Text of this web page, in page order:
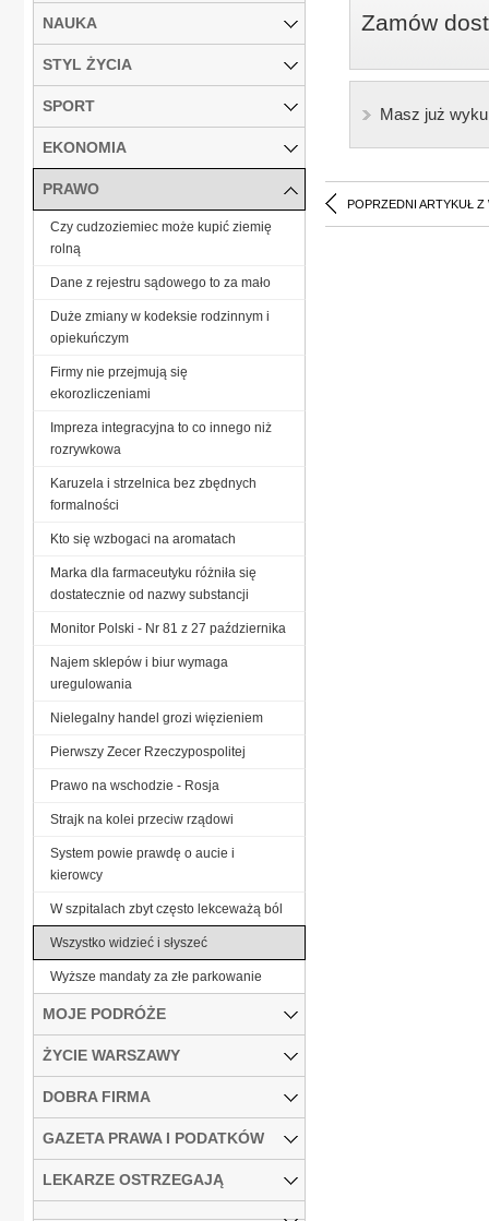
Zamów
Masz już
POPRZEDNI ARTYKUŁ Z
NAUKA
STYL ŻYCIA
SPORT
EKONOMIA
PRAWO
Czy cudzoziemiec może kupić ziemię
rolną
Dane z rejestru sądowego to za mało
Duże zmiany w kodeksie rodzinnym i
opiekuńczym
Firmy nie przejmują się
ekorozliczeniami
Impreza integracyjna to co innego niż
rozrywkowa
Karuzela i strzelnica bez zbędnych
formalności
Kto się wzbogaci na aromatach
Marka dla farmaceutyku różniła się
dostatecznie od nazwy substancji
Monitor Polski - Nr 81 z 27 października
Najem sklepów i biur wymaga
uregulowania
Nielegalny handel grozi więzieniem
Pierwszy Zecer Rzeczypospolitej
Prawo na wschodzie - Rosja
Strajk na kolei przeciw rządowi
System powie prawdę o aucie i
kierowcy
W szpitalach zbyt często lekceważą ból
Wszystko widzieć i słyszeć
Wyższe mandaty za złe parkowanie
MOJE PODRÓŻE
ŻYCIE WARSZAWY
DOBRA FIRMA
GAZETA PRAWA I PODATKÓW
LEKARZE OSTRZEGAJĄ